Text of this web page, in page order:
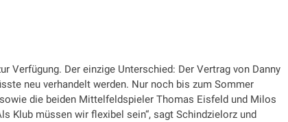
Verfügung. Der einzige Unterschied: Der Vertrag von Danny
neu verhandelt werden. Nur noch bis zum Sommer
die beiden Mittelfeldspieler Thomas Eisfeld und Milos
Klub müssen wir flexibel sein“, sagt Schindzielorz und